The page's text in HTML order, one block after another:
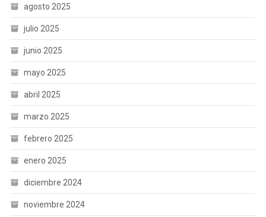
agosto 2025
julio 2025
junio 2025
mayo 2025
abril 2025
marzo 2025
febrero 2025
enero 2025
diciembre 2024
noviembre 2024